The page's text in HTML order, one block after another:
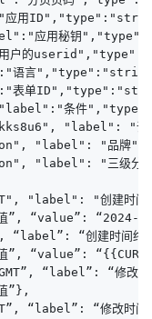
用
应用秘钥
户的
言
表单
条件
"label": "调整
"label": "品牌
"label": "三级
"label": "创建时
”, “value”: “2024-
“创建时间
”, “value”:
“label”: “修改
”},
“label”: “修改时